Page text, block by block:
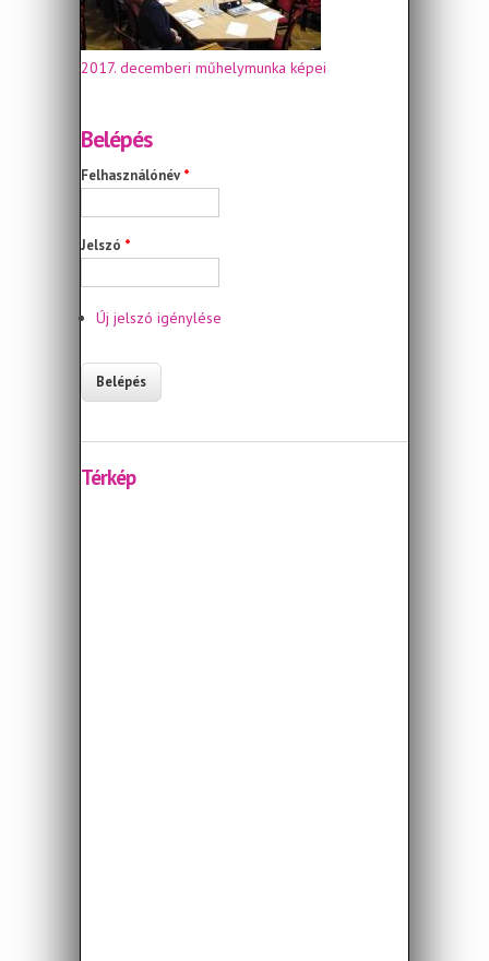
2017. decemberi műhelymunka képei
Belépés
Felhasználónév*
Jelszó *
Új jelszó igénylése
Térkép